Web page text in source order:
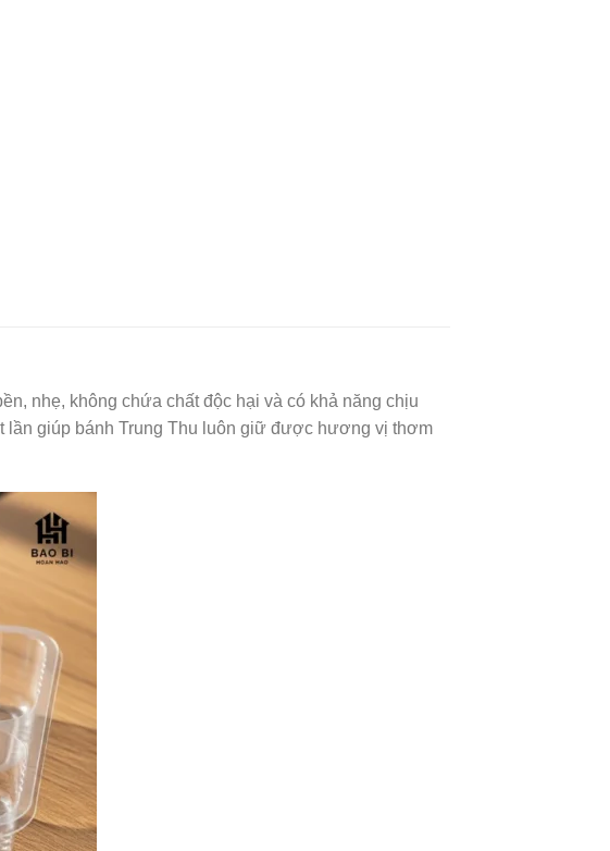
nhẹ, không chứa chất độc hại và có khả năng chịu
lần giúp bánh Trung Thu luôn giữ được hương vị thơm